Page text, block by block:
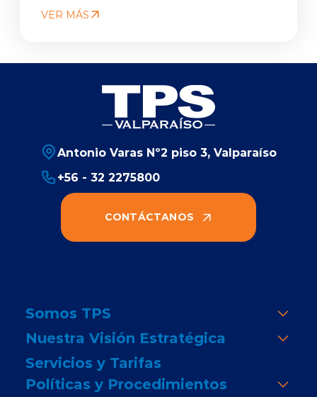
VER MÁS
Antonio Varas Nº2 piso 3, Valparaíso
+56 - 32 2275800
CONTÁCTANOS
Somos TPS
Nuestra Visión Estratégica
Servicios y Tarifas
Políticas y Procedimientos